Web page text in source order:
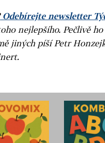
Odebírejte newsletter
nejlepšího. Pečlivě
jiných píší Petr